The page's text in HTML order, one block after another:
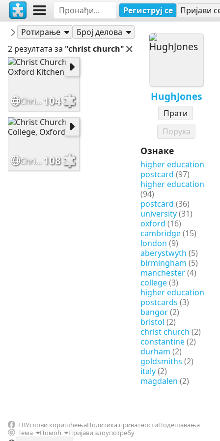
Региструј се Пријави
HughJones
Прати
Порука
Ознаке
higher education
postcard (97)
higher education
(94)
postcard (36)
university(31)
oxford (16)
cambridge(15)
london (9)
aberystwyth (5)
birmingham (5)
manchester(4)
college(3)
higher education
postcards (3)
bangor(2)
bristol (2)
christ church (2)
constantine(2)
durham (2)
goldsmiths (2)
italy(2)
magdalen (2)
HughJones
Слагалице
Ротирање
Број делова
2 резултата за "christ church"
Christ Church Oxford Kitchen 104
Christ Church College, Oxford 108
FBУслови коришћењаПолитика приватностиПодешавања
Тема
Помоћ Пријави злоупотребу